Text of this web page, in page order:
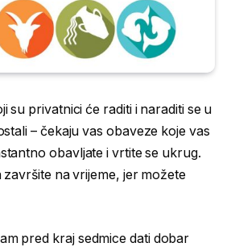
su privatnici će raditi i naraditi se u
– čekaju vas obaveze koje vas
obavljate i vrtite se ukrug.
završite na vrijeme, jer možete
pred kraj sedmice dati dobar